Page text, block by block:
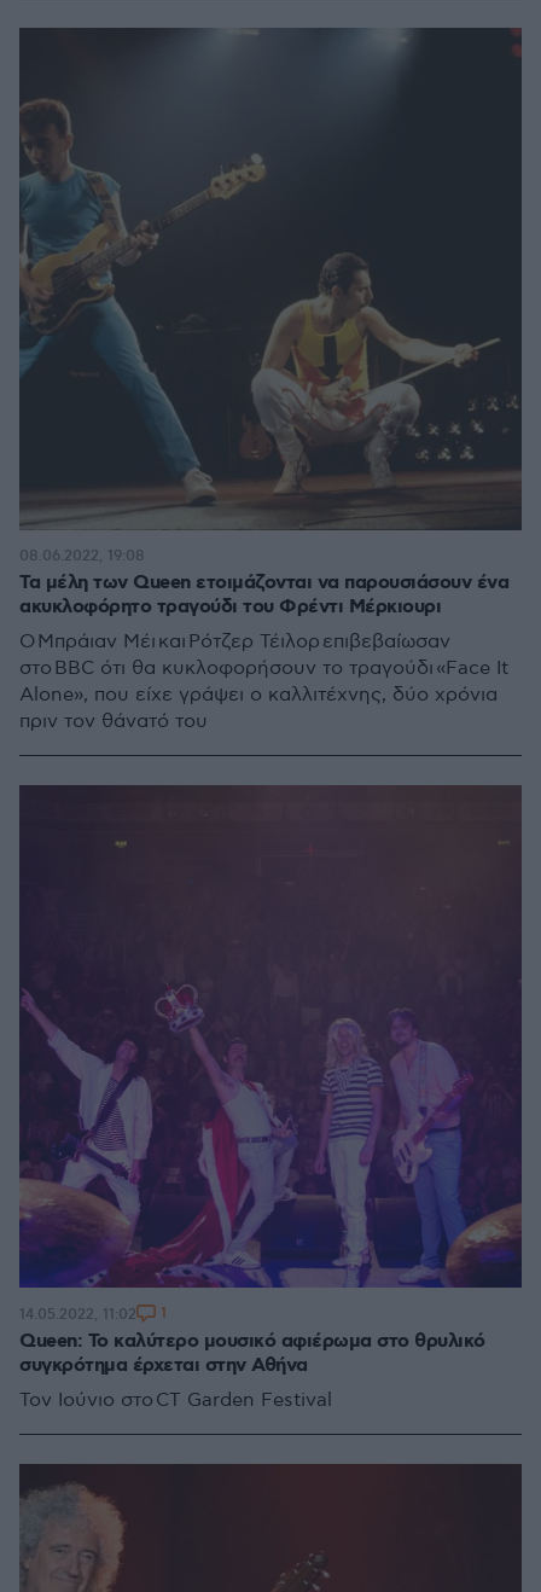
Τα μέλη των Queen ετοιμάζονται να παρουσιάσουν ένα
ακυκλοφόρητο τραγούδι του Φρέντι Μέρκιουρι
Ο Μπράιαν Μέι και Ρότζερ Τέιλορ επιβεβαίωσαν
στο BBC ότι θα κυκλοφορήσουν το τραγούδι «Face It
Alone», που είχε γράψει ο καλλιτέχνης, δύο χρόνια
πριν τον θάνατό του
08.06.2022, 19:08
Queen: Το καλύτερο μουσικό αφιέρωμα στο θρυλικό
συγκρότημα έρχεται στην Αθήνα
Τον Ιούνιο στο CT Garden Festival
14.05.2022, 11:02 1